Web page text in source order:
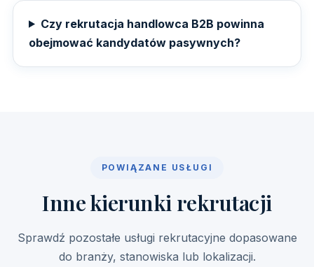
Czy rekrutacja handlowca B2B powinna
obejmować kandydatów pasywnych?
POWIĄZANE USŁUGI
Inne kierunki rekrutacji
Sprawdź pozostałe usługi rekrutacyjne dopasowane
do branży, stanowiska lub lokalizacji.